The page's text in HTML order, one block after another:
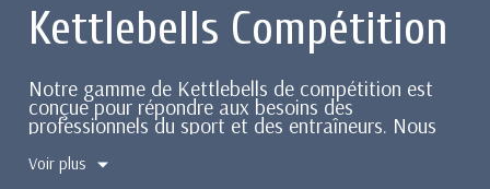
Kettlebells Compétition
Notre gamme de Kettlebells de compétition est
conçue pour répondre aux besoins des
professionnels du sport et des entraîneurs. Nous
avons sélectionné pour vous des kettlebells de
haute qualité, conçus pour les entraînements les
plus intensifs.
Voir plus